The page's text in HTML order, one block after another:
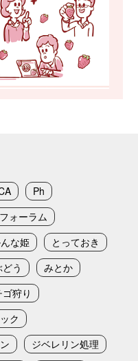
Ph
ォーラム
な姫
とっておき
う
みとか
狩り
ク
ジベレリン処理